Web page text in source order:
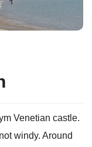
Venetian castle.
windy. Around